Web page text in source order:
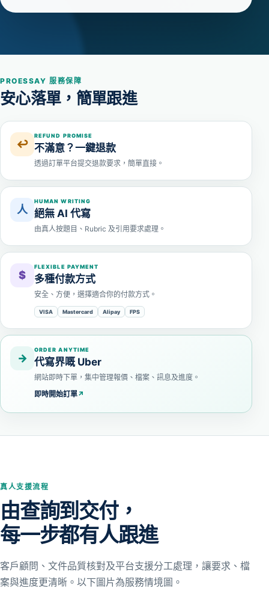
PROESSAY 服務保障
安心落單，簡單跟進
↩
REFUND PROMISE
不滿意？一鍵退款
透過訂單平台提交退款要求，簡單直接。
人
HUMAN WRITING
絕無 AI 代寫
由真人按題目、Rubric 及引用要求處理。
$
FLEXIBLE PAYMENT
多種付款方式
安全、方便，選擇適合你的付款方式。
VISA Mastercard Alipay FPS
→
ORDER ANYTIME
代寫界嘅 Uber
網站即時下單，集中管理報價、檔案、訊息及進度。
即時開始訂單↗
真人支援流程
由查詢到交付，
每一步都有人跟進
客戶顧問、文件品質核對及平台支援分工處理，讓要求、檔
案與進度更清晰。以下圖片為服務情境圖。